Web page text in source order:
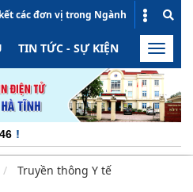
các đơn vị trong Ngành
TIN TỨC - SỰ KIỆN HOẠT
Toggle
47
Truyền thông Y tế